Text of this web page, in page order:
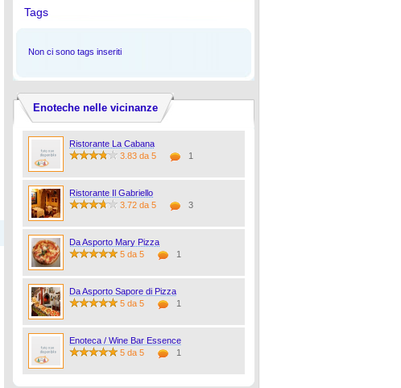
Tags
Non ci sono tags inseriti
Enoteche nelle vicinanze
Ristorante La Cabana
3.83 da 5
1
Ristorante Il Gabriello
3.72 da 5
3
Da Asporto Mary Pizza
5 da 5
1
Da Asporto Sapore di Pizza
5 da 5
1
Enoteca / Wine Bar Essence
5 da 5
1